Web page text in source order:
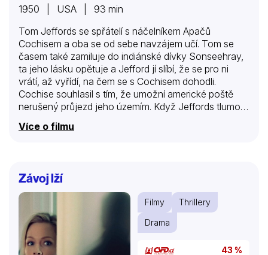
1950 | USA | 93 min
Tom Jeffords se spřátelí s náčelníkem Apačů
Cochisem a oba se od sebe navzájem učí. Tom se
časem také zamiluje do indiánské dívky Sonseehray,
ta jeho lásku opětuje a Jefford jí slíbí, že se pro ni
vrátí, až vyřídí, na čem se s Cochisem dohodli.
Cochise souhlasil s tím, že umožní americké poště
nerušený průjezd jeho územím. Když Jeffords tlumočí
nevěří. Ale Cochise své slovo dodrží – pošta přes
uzavřít mírovou dohodu. Cochise souhlasí, vyžádá si
jen tříměsíční zkušební dobu. Někteří běloši však jsou
proti dohodě a vlákají skupinu…
Více o filmu
Závoj lží
Filmy
Thrillery
Drama
43 %